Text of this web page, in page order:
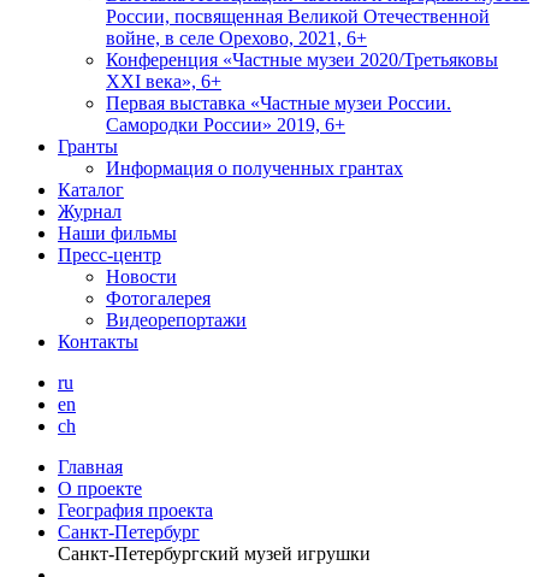
России, посвященная Великой Отечественной
войне, в селе Орехово, 2021, 6+
Конференция «Частные музеи 2020/Третьяковы
XXI века», 6+
Первая выставка «Частные музеи России.
Самородки России» 2019, 6+
Гранты
Информация о полученных грантах
Каталог
Журнал
Наши фильмы
Пресс-центр
Новости
Фотогалерея
Видеорепортажи
Контакты
ru
en
ch
Главная
О проекте
География проекта
Санкт-Петербург
Санкт-Петербургский музей игрушки